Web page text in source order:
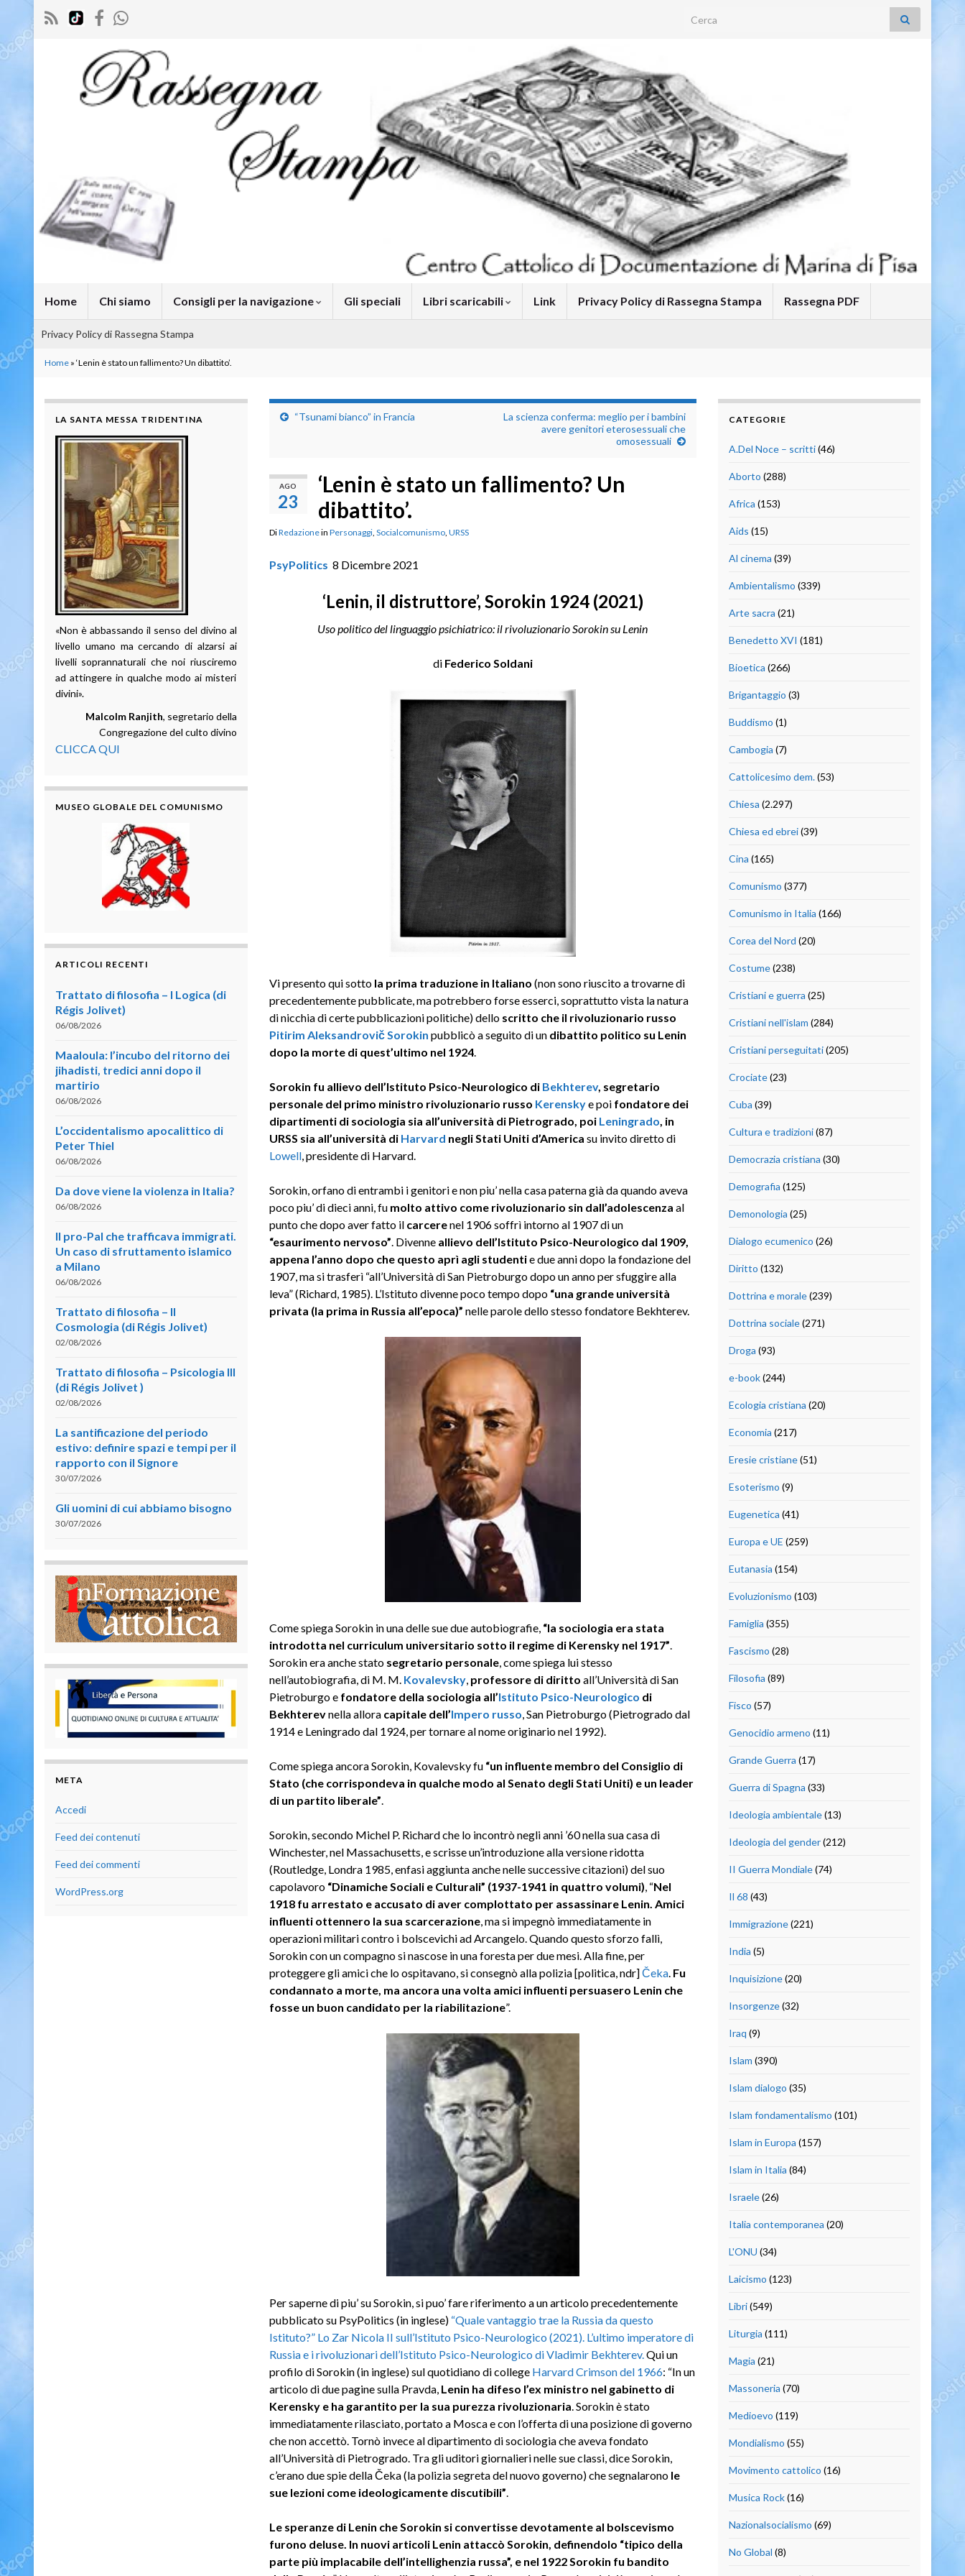
Search for:
Home Chi siamo Consigli per la navigazione Gli speciali Libri scaricabili Link Privacy Policy di Rassegna Stampa Rassegna PDF
Privacy Policy di Rassegna Stampa
Home » ‘Lenin è stato un fallimento? Un dibattito’.
“Tsunami bianco” in Francia
La scienza conferma: meglio per i bambini
avere genitori eterosessuali che
omosessuali
AGO
23
‘Lenin è stato un fallimento? Un
dibattito’.
DiRedazionein Personaggi, Socialcomunismo, URSS
PsyPolitics 8 Dicembre 2021
‘Lenin, il distruttore’, Sorokin 1924 (2021)
Uso politico del linguaggio psichiatrico: il rivoluzionario Sorokin su Lenin
di Federico Soldani
Vi presento qui sotto la prima traduzione in Italiano (non sono riuscito a trovarne di
precedentemente pubblicate, ma potrebbero forse esserci, soprattutto vista la natura
di nicchia di certe pubblicazioni politiche) dello scritto che il rivoluzionario russo
Pitirim Aleksandrovič Sorokin pubblicò a seguito di un dibattito politico su Lenin
dopo la morte di quest’ultimo nel 1924.
Sorokin fu allievo dell’Istituto Psico-Neurologico di Bekhterev, segretario
personale del primo ministro rivoluzionario russo Kerenskye poi fondatore dei
dipartimenti di sociologia sia all’università di Pietrogrado, poi Leningrado , in
URSS sia all’università di Harvard negli Stati Uniti d’America su invito diretto di
Lowell, presidente di Harvard.
Sorokin, orfano di entrambi i genitori e non piu’ nella casa paterna già da quando aveva
poco piu’ di dieci anni, fu molto attivo come rivoluzionario sin dall’adolescenza al
punto che dopo aver fatto il carcerenel 1906 soffrì intorno al 1907 di un
“esaurimento nervoso” . Divenne allievo dell’Istituto Psico-Neurologico dal 1909,
appena l’anno dopo che questo aprì agli studentie due anni dopo la fondazione del
1907, ma si trasferì “all’Università di San Pietroburgo dopo un anno per sfuggire alla
leva” (Richard, 1985). L’Istituto divenne poco tempo dopo “una grande università
privata (la prima in Russia all’epoca)” nelle parole dello stesso fondatore Bekhterev.
Come spiega Sorokin in una delle sue due autobiografie, “la sociologia era stata
introdotta nel curriculum universitario sotto il regime di Kerensky nel 1917”
Sorokin era anche stato segretario personale, come spiega lui stesso
nell’autobiografia, di M. M. Kovalevsky, professore di diritto all’Università di San
Pietroburgo e fondatore della sociologia all’Istituto Psico-Neurologico di
Bekhterevnella allora capitale dell’Impero russo , San Pietroburgo (Pietrogrado dal
1914 e Leningrado dal 1924, per tornare al nome originario nel 1992).
Come spiega ancora Sorokin, Kovalevsky fu “un influente membro del Consiglio di
Stato (che corrispondeva in qualche modo al Senato degli Stati Uniti) e un leader
di un partito liberale”
Sorokin, secondo Michel P. Richard che lo incontrò negli anni ’60 nella sua casa di
Winchester, nel Massachusetts, e scrisse un’introduzione alla versione ridotta
(Routledge, Londra 1985, enfasi aggiunta anche nelle successive citazioni) del suo
capolavoro “Dinamiche Sociali e Culturali” (1937-1941 in quattro volumi) , “Nel
1918 fu arrestato e accusato di aver complottato per assassinare Lenin. Amici
influenti ottennero la sua scarcerazione, ma si impegnò immediatamente in
operazioni militari contro i bolscevichi ad Arcangelo. Quando questo sforzo fallì,
Sorokin con un compagno si nascose in una foresta per due mesi. Alla fine, per
proteggere gli amici che lo ospitavano, si consegnò alla polizia [politica, ndr]Čeka. Fu
condannato a morte, ma ancora una volta amici influenti persuasero Lenin che
fosse un buon candidato per la riabilitazione”.
Per saperne di piu’ su Sorokin, si puo’ fare riferimento a un articolo precedentemente
pubblicato su PsyPolitics (in inglese) “Quale vantaggio trae la Russia da questo
Istituto?” Lo Zar Nicola II sull’Istituto Psico-Neurologico (2021). L’ultimo imperatore di
Russia e i rivoluzionari dell’Istituto Psico-Neurologico di Vladimir Bekhterev. Qui un
profilo di Sorokin (in inglese) sul quotidiano di college Harvard Crimson del 1966: “In un
articolo di due pagine sulla Pravda, Lenin ha difeso l’ex ministro nel gabinetto di
Kerensky e ha garantito per la sua purezza rivoluzionaria . Sorokin è stato
immediatamente rilasciato, portato a Mosca e con l’offerta di una posizione di governo
che non accettò. Tornò invece al dipartimento di sociologia che aveva fondato
all’Università di Pietrogrado. Tra gli uditori giornalieri nelle sue classi, dice Sorokin,
c’erano due spie della Čeka (la polizia segreta del nuovo governo) che segnalarono le
sue lezioni come ideologicamente discutibili”
Le speranze di Lenin che Sorokin si convertisse devotamente al bolscevismo
furono deluse. In nuovi articoli Lenin attaccò Sorokin, definendolo “tipico della
parte più implacabile dell’intellighenzia russa”, e nel 1922 Sorokin fu bandito
LA SANTA MESSA TRIDENTINA
«Non è abbassando il senso del divino al
livello umano ma cercando di alzarsi ai
livelli soprannaturali che noi riusciremo
ad attingere in qualche modo ai misteri
divini».
Malcolm Ranjith, segretario della
Congregazione del culto divino
CLICCA QUI
MUSEO GLOBALE DEL COMUNISMO
ARTICOLI RECENTI
Trattato di filosofia – I Logica (di
Régis Jolivet)
06/08/2026
Maaloula: l’incubo del ritorno dei
jihadisti, tredici anni dopo il
martirio
06/08/2026
L’occidentalismo apocalittico di
Peter Thiel
06/08/2026
Da dove viene la violenza in Italia?
06/08/2026
Il pro-Pal che trafficava immigrati.
Un caso di sfruttamento islamico
a Milano
06/08/2026
Trattato di filosofia – II
Cosmologia (di Régis Jolivet)
02/08/2026
Trattato di filosofia – Psicologia III
(di Régis Jolivet )
02/08/2026
La santificazione del periodo
estivo: definire spazi e tempi per il
rapporto con il Signore
30/07/2026
Gli uomini di cui abbiamo bisogno
30/07/2026
META
Accedi
Feed dei contenuti
Feed dei commenti
WordPress.org
CATEGORIE
A.Del Noce – scritti(46)
Aborto (288)
Africa (153)
Aids (15)
Al cinema (39)
Ambientalismo (339)
Arte sacra (21)
Benedetto XVI (181)
Bioetica (266)
Brigantaggio (3)
Buddismo (1)
Cambogia (7)
Cattolicesimo dem.(53)
Chiesa (2.297)
Chiesa ed ebrei(39)
Cina (165)
Comunismo (377)
Comunismo in Italia (166)
Corea del Nord (20)
Costume(238)
Cristiani e guerra (25)
Cristiani nell'islam (284)
Cristiani perseguitati(205)
Crociate(23)
Cuba (39)
Cultura e tradizioni(87)
Democrazia cristiana (30)
Demografia (125)
Demonologia (25)
Dialogo ecumenico (26)
Diritto (132)
Dottrina e morale(239)
Dottrina sociale(271)
Droga (93)
e-book(244)
Ecologia cristiana (20)
Economia (217)
Eresie cristiane(51)
Esoterismo (9)
Eugenetica (41)
Europa e UE (259)
Eutanasia (154)
Evoluzionismo (103)
Famiglia (355)
Fascismo (28)
Filosofia (89)
Fisco (57)
Genocidio armeno (11)
Grande Guerra (17)
Guerra di Spagna (33)
Ideologia ambientale(13)
Ideologia del gender(212)
II Guerra Mondiale(74)
Il 68 (43)
Immigrazione(221)
India (5)
Inquisizione(20)
Insorgenze(32)
Iraq (9)
Islam (390)
Islam dialogo (35)
Islam fondamentalismo (101)
Islam in Europa (157)
Islam in Italia (84)
Israele(26)
Italia contemporanea (20)
L'ONU (34)
Laicismo (123)
Libri(549)
Liturgia (111)
Magia (21)
Massoneria (70)
Medioevo (119)
Mondialismo (55)
Movimento cattolico (16)
Musica Rock(16)
Nazionalsocialismo (69)
No Global (8)